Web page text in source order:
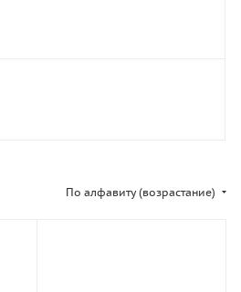
По алфавиту (возрастание)